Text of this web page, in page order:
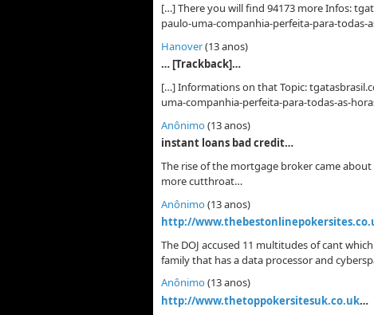
[…] There you will find 94173 more Infos:
paulo-uma-companhia-perfeita-para-todas-
Hanover(13 anos)
… [Trackback]…
[…] Informations on that Topic:
uma-companhia-perfeita-para-todas-as-
Anônimo(13 anos)
instant loans bad credit…
The rise of the mortgage broker came
more cutthroat…
Anônimo(13 anos)
http://
The DOJ accused 11 multitudes of cant
family that has a data processor and
Anônimo(13 anos)
http://www.thetoppokersitesuk.co.uk…